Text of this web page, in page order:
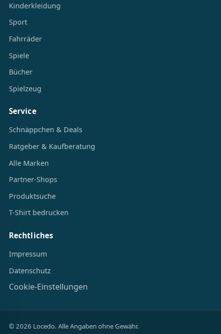
Kinderkleidung
Sport
Fahrräder
Spiele
Bücher
Spielzeug
Service
Schnäppchen & Deals
Ratgeber & Kaufberatung
Alle Marken
Partner-Shops
Produktsuche
T-Shirt bedrucken
Rechtliches
Impressum
Datenschutz
Cookie-Einstellungen
© 2026 Locedo. Alle Angaben ohne Gewähr.